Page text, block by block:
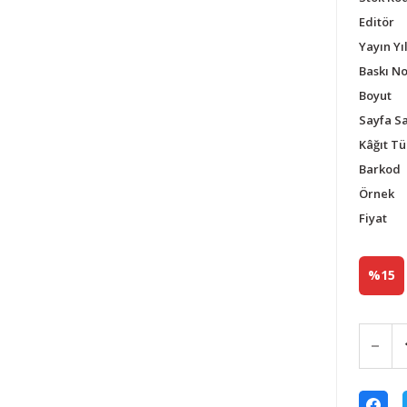
Editör
Yayın
Baskı No
Boyut
Sayfa
Kâğıt
Barkod
Örnek
Fiyat
%15